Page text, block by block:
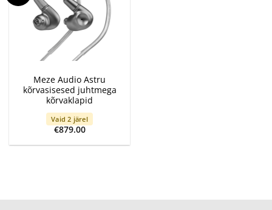
Meze Audio Astru
kõrvasisesed juhtmega
kõrvaklapid
Vaid 2 järel
€879.00